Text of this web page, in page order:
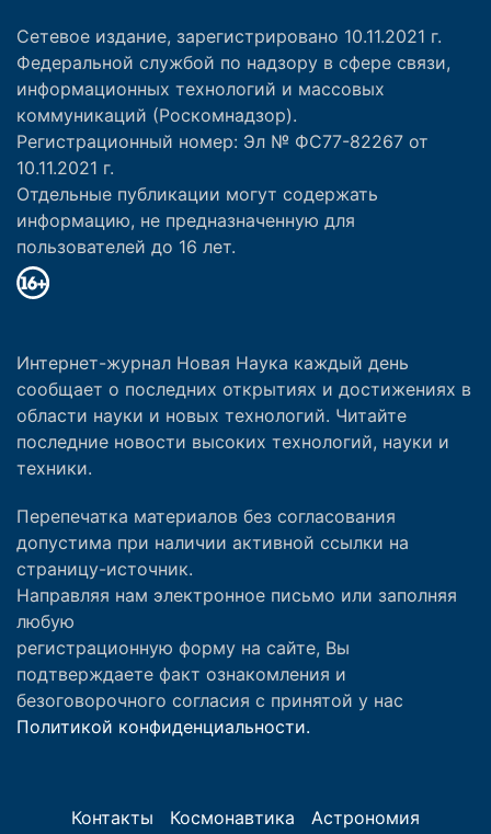
Сетевое издание, зарегистрировано 10.11.2021 г.
Федеральной службой по надзору в сфере связи,
информационных технологий и массовых
коммуникаций (Роскомнадзор).
Регистрационный номер: Эл № ФС77-82267 от
10.11.2021 г.
Отдельные публикации могут содержать
информацию, не предназначенную для
пользователей до 16 лет.
Интернет-журнал Новая Наука каждый день
сообщает о последних открытиях и достижениях в
области науки и новых технологий. Читайте
последние новости высоких технологий, науки и
техники.
Перепечатка материалов без согласования
допустима при наличии активной ссылки на
страницу-источник.
Направляя нам электронное письмо или заполняя
любую
регистрационную форму на сайте, Вы
подтверждаете факт ознакомления и
безоговорочного согласия с принятой у нас
Политикой конфиденциальности.
Контакты Космонавтика Астрономия